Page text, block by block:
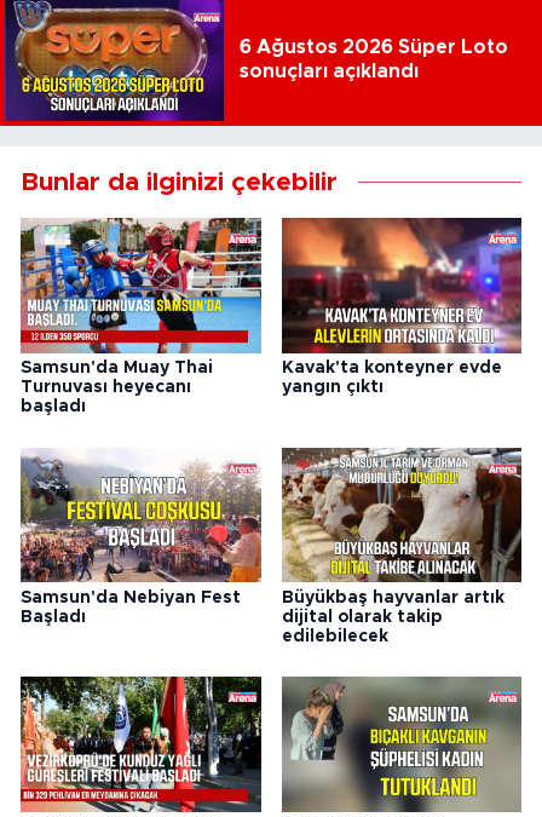
6 Ağustos 2026 Süper Loto
sonuçları açıklandı
Bunlar da ilginizi çekebilir
Samsun'da Muay Thai
Turnuvası heyecanı
başladı
Kavak'ta konteyner evde
yangın çıktı
Samsun'da Nebiyan Fest
Başladı
Büyükbaş hayvanlar artık
dijital olarak takip
edilebilecek